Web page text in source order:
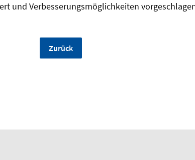
und Verbesserungsmöglichkeiten
Zurück